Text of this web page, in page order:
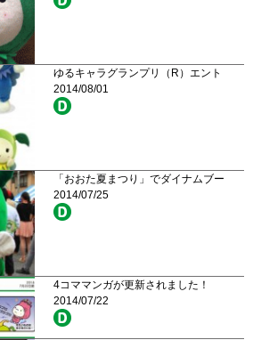
ゆるキャラグランプリ（R）エント
2014/08/01
「おおた夏まつり」でダイナムブー
2014/07/25
4コママンガが更新されました！
2014/07/22